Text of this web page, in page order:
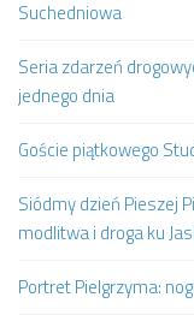
Suchedniowa
Seria zdarzeń
jednego dnia
Goście piątkowego
Siódmy dzień Pieszej
modlitwa i droga ku
Portret Pielgrzyma: